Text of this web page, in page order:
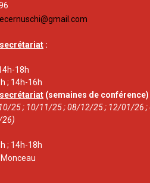
:
18h
; 14h-16h
(semaines de conférence)
25 ; 10/11/25 ; 08/12/25 ; 12/01/26
; 14h-18h